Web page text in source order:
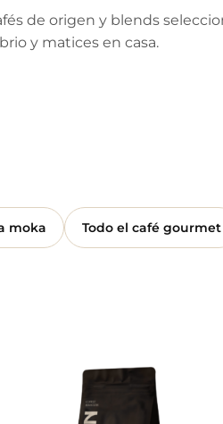
de origen y blends
y matices en casa.
moka Todo el café gourmet